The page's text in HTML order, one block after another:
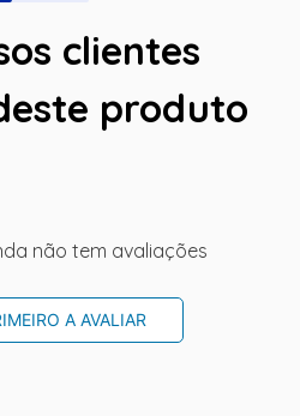
clientes
produto
não tem avaliações
A AVALIAR